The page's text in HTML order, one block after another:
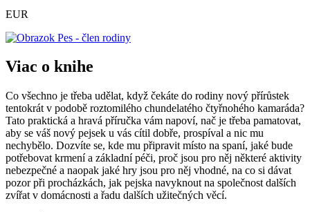
EUR
Viac o knihe
Co všechno je třeba udělat, když čekáte do rodiny nový přírůstek
tentokrát v podobě roztomilého chundelatého čtyřnohého kamaráda?
Tato praktická a hravá příručka vám napoví, nač je třeba pamatovat,
aby se váš nový pejsek u vás cítil dobře, prospíval a nic mu
nechybělo. Dozvíte se, kde mu připravit místo na spaní, jaké bude
potřebovat krmení a základní péči, proč jsou pro něj některé aktivity
nebezpečné a naopak jaké hry jsou pro něj vhodné, na co si dávat
pozor při procházkách, jak pejska navyknout na společnost dalších
zvířat v domácnosti a řadu dalších užitečných věcí.